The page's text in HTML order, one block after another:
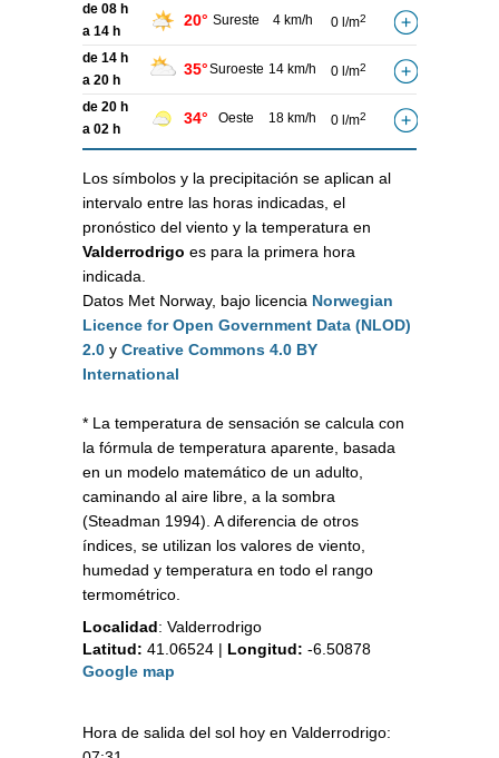
de 08 h
a 14 h
20° Sureste 4 km/h 0 l/m2
de 14 h
a 20 h
35°Suroeste 14 km/h 0 l/m2
de 20 h
a 02 h
34° Oeste 18 km/h 0 l/m2
Los símbolos y la precipitación se aplican al
intervalo entre las horas indicadas, el
pronóstico del viento y la temperatura en
Valderrodrigo es para la primera hora
indicada.
Datos Met Norway, bajo licencia Norwegian
Licence for Open Government Data (NLOD)
2.0 y Creative Commons 4.0 BY
International
* La temperatura de sensación se calcula con
la fórmula de temperatura aparente, basada
en un modelo matemático de un adulto,
caminando al aire libre, a la sombra
(Steadman 1994). A diferencia de otros
índices, se utilizan los valores de viento,
humedad y temperatura en todo el rango
termométrico.
Localidad: Valderrodrigo
Latitud: 41.06524 | Longitud: -6.50878
Google map
Hora de salida del sol hoy en Valderrodrigo: